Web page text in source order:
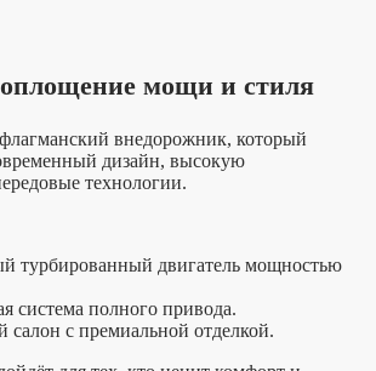
мощи и стиля
внедорожник, который
дизайн, высокую
технологии.
турбированный двигатель мощностью
система полного привода.
салон с премиальной отделкой.